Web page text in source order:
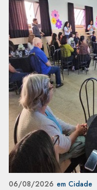
06/08/2026 em Cidade